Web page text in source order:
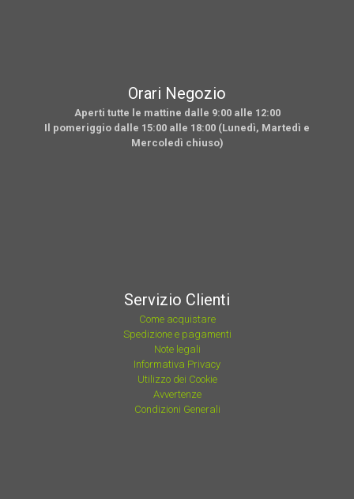
Orari Negozio
Aperti tutte le mattine dalle 9:00 alle 12:00
Il pomeriggio dalle 15:00 alle 18:00 (Lunedì, Martedì e
Mercoledì chiuso)
Servizio Clienti
Come acquistare
Spedizione e pagamenti
Note legali
Informativa Privacy
Utilizzo dei Cookie
Avvertenze
Condizioni Generali